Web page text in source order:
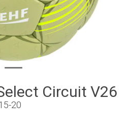
Circuit V26
20